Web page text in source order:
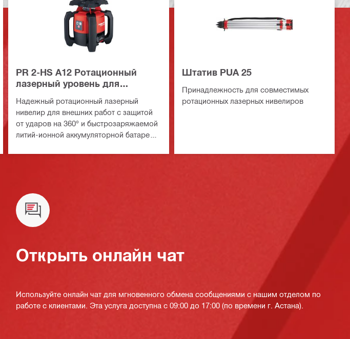
PR 2-HS A12 Ротационный
лазерный уровень для
Надежный ротационный лазерный
нивелир для внешних работ с защитой
от ударов на 360° и быстрозаряжаемой
литий-ионной аккумуляторной батареей
ручного определения уклона
Штатив PUA 25
Принадлежность для совместимых
ротационных лазерных нивелиров
Открыть онлайн чат
Используйте онлайн чат для мгновенного обмена сообщениями с нашим отделом по
работе с клиентами. Эта услуга доступна с 09:00 до 17:00 (по времени г. Астана).